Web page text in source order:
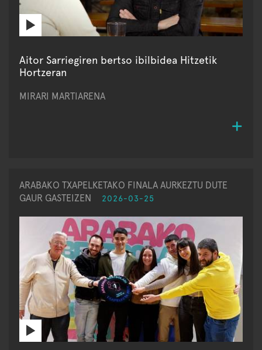
Aitor Sarriegiren bertso ibilbidea Hitzetik
Hortzeran
MIRARI MARTIARENA
ARABAKO TXAPELKETAKO FINALA AURKEZTU DUTE
GAUR GASTEIZEN
2026-03-25